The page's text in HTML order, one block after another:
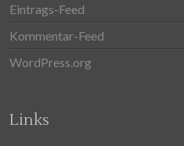
Eintrags-Feed
Kommentar-Feed
WordPress.org
Links